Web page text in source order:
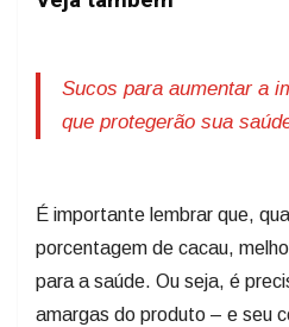
Sucos para aumentar a
que protegerão sua
É importante lembrar que,
porcentagem de cacau,
para a saúde. Ou seja, é
amargas do produto – e seu